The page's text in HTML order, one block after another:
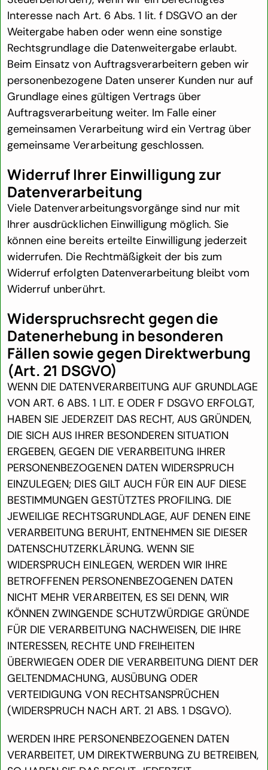
Interesse nach Art. 6 Abs. 1 lit. f DSGVO an der
Weitergabe haben oder wenn eine sonstige
Rechtsgrundlage die Datenweitergabe erlaubt.
Beim Einsatz von Auftragsverarbeitern geben wir
personenbezogene Daten unserer Kunden nur auf
Grundlage eines gültigen Vertrags über
Auftragsverarbeitung weiter. Im Falle einer
gemeinsamen Verarbeitung wird ein Vertrag über
gemeinsame Verarbeitung geschlossen.
Widerruf Ihrer Einwilligung zur
Datenverarbeitung
Viele Datenverarbeitungsvorgänge sind nur mit
Ihrer ausdrücklichen Einwilligung möglich. Sie
können eine bereits erteilte Einwilligung jederzeit
widerrufen. Die Rechtmäßigkeit der bis zum
Widerruf erfolgten Datenverarbeitung bleibt vom
Widerruf unberührt.
Widerspruchsrecht gegen die
Datenerhebung in besonderen
Fällen sowie gegen Direktwerbung
(Art. 21 DSGVO)
WENN DIE DATENVERARBEITUNG AUF GRUNDLAGE
VON ART. 6 ABS. 1 LIT. E ODER F DSGVO ERFOLGT,
HABEN SIE JEDERZEIT DAS RECHT, AUS GRÜNDEN,
DIE SICH AUS IHRER BESONDEREN SITUATION
ERGEBEN, GEGEN DIE VERARBEITUNG IHRER
PERSONENBEZOGENEN DATEN WIDERSPRUCH
EINZULEGEN; DIES GILT AUCH FÜR EIN AUF DIESE
BESTIMMUNGEN GESTÜTZTES PROFILING. DIE
JEWEILIGE RECHTSGRUNDLAGE, AUF DENEN EINE
VERARBEITUNG BERUHT, ENTNEHMEN SIE DIESER
DATENSCHUTZERKLÄRUNG. WENN SIE
WIDERSPRUCH EINLEGEN, WERDEN WIR IHRE
BETROFFENEN PERSONENBEZOGENEN DATEN
NICHT MEHR VERARBEITEN, ES SEI DENN, WIR
KÖNNEN ZWINGENDE SCHUTZWÜRDIGE GRÜNDE
FÜR DIE VERARBEITUNG NACHWEISEN, DIE IHRE
INTERESSEN, RECHTE UND FREIHEITEN
ÜBERWIEGEN ODER DIE VERARBEITUNG DIENT DER
GELTENDMACHUNG, AUSÜBUNG ODER
VERTEIDIGUNG VON RECHTSANSPRÜCHEN
(WIDERSPRUCH NACH ART. 21 ABS. 1 DSGVO).
WERDEN IHRE PERSONENBEZOGENEN DATEN
VERARBEITET, UM DIREKTWERBUNG ZU BETREIBEN,